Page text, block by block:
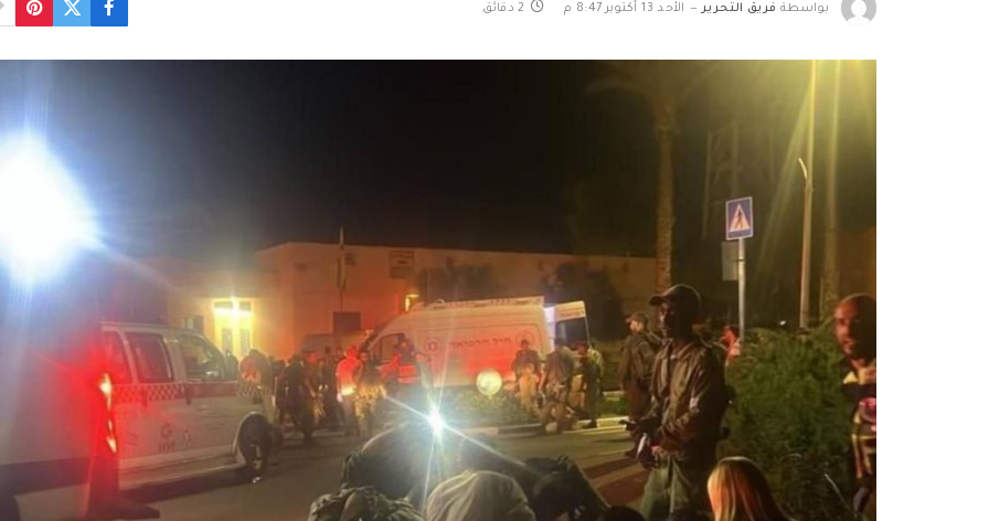
بواسطة فريق التحرير الأحد 13 أكتوبر 8:47 م 2 دقائق